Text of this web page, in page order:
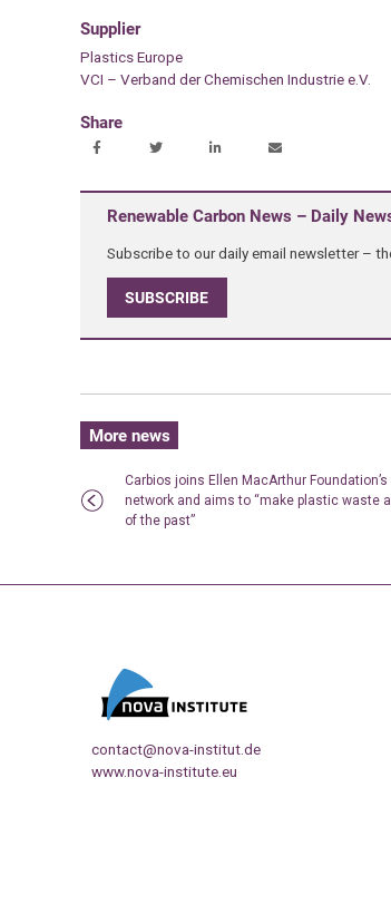
Supplier
Plastics Europe
VCI – Verband der Chemischen Industrie e.V.
Share
Renewable Carbon News – Daily
Subscribe to our daily email newsletter –
SUBSCRIBE
More news
Carbios joins Ellen MacArthur
network and aims to “make plastic waste
of the past”
contact@nova-institut.de
www.nova-institute.eu